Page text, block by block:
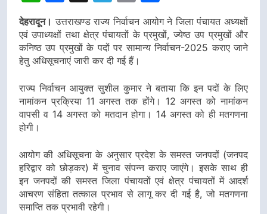
देहरादून। उत्तराखण्ड राज्य निर्वाचन आयोग ने जिला पंचायत अध्यक्षों
एवं उपाध्यक्षों तथा क्षेत्र पंचायतों के प्रमुखों, ज्येष्ठ उप प्रमुखों और
कनिष्ठ उप प्रमुखों के पदों पर सामान्य निर्वाचन-2025 कराए जाने
हेतु अधिसूचनाएं जारी कर दी गई हैं।
राज्य निर्वाचन आयुक्त सुशील कुमार ने बताया कि इन पदों के लिए
नामांकन प्रक्रिया 11 अगस्त तक होंगे। 12 अगस्त को नामांकन
वापसी व 14 अगस्त को मतदान होगा। 14 अगस्त को ही मतगणना
होगी।
आयोग की अधिसूचना के अनुसार प्रदेश के समस्त जनपदों (जनपद
हरिद्वार को छोड़कर) में चुनाव संपन्न कराए जाएंगे। इसके साथ ही
इन जनपदों की समस्त जिला पंचायतों एवं क्षेत्र पंचायतों में आदर्श
आचरण संहिता तत्काल प्रभाव से लागू कर दी गई है, जो मतगणना
समाप्ति तक प्रभावी रहेगी।